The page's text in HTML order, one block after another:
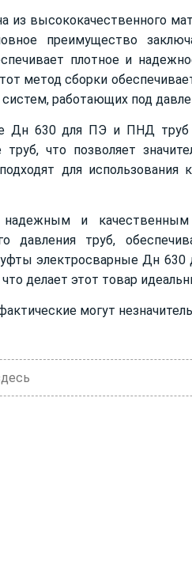
из высококачественного
преимущество
плотное и
метод сборки
работающих под
Дн 630 для ПЭ и ПНД труб
труб, что позволяет
для
надежным и
давления труб,
электросварные Дн 630
делает этот товар
могут